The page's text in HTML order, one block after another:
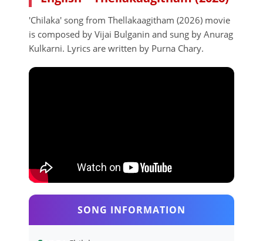
'Chilaka' song from Thellakaagitham (2026) movie
is composed by Vijai Bulganin and sung by Anurag
Kulkarni. Lyrics are written by Purna Chary.
SONG INFORMATION